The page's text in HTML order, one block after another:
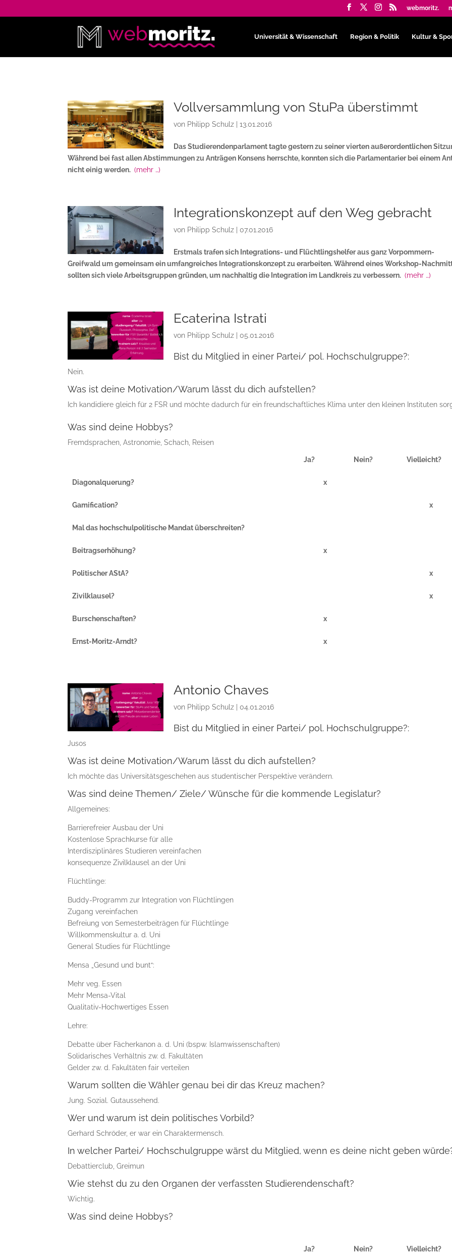
webmoritz.
Universität & Wissenschaft Region & Politik Kultur &
Vollversammlung von StuPa überstimmt
von Philipp Schulz |13.01.2016
Das Studierendenparlament tagte gestern zu seiner vierten außerordentlichen
Während bei fast allen Abstimmungen zu Anträgen Konsens herrschte, konnten sich die Parlamentarier bei einem
nicht einig werden. (mehr …)
Integrationskonzept auf den Weg gebracht
von Philipp Schulz |07.01.2016
Erstmals trafen sich Integrations- und Flüchtlingshelfer aus ganz Vorpommern-
Greifwald um gemeinsam ein umfangreiches Integrationskonzept zu erarbeiten. Während eines Workshop-
sollten sich viele Arbeitsgruppen gründen, um nachhaltig die Integration im Landkreis zu verbessern. (mehr …)
Ecaterina Istrati
von Philipp Schulz |05.01.2016
Bist du Mitglied in einer Partei/ pol. Hochschulgruppe?:
Nein.
Was ist deine Motivation/Warum lässt du dich aufstellen?
Ich kandidiere gleich für 2 FSR und möchte dadurch für ein freundschaftliches Klima unter den kleinen Instituten
Was sind deine Hobbys?
Fremdsprachen, Astronomie, Schach, Reisen
Ja? Nein? Vielleicht?
Diagonalquerung? x
Gamification? x
Mal das hochschulpolitische Mandat überschreiten?
Beitragserhöhung? x
Politischer AStA? x
Zivilklausel? x
Burschenschaften? x
Ernst-Moritz-Arndt? x
Antonio Chaves
von Philipp Schulz |04.01.2016
Bist du Mitglied in einer Partei/ pol. Hochschulgruppe?:
Jusos
Was ist deine Motivation/Warum lässt du dich aufstellen?
Ich möchte das Universitätsgeschehen aus studentischer Perspektive verändern.
Was sind deine Themen/ Ziele/ Wünsche für die kommende Legislatur?
Allgemeines:
Barrierefreier Ausbau der Uni
Kostenlose Sprachkurse für alle
Interdisziplinäres Studieren vereinfachen
konsequenze Zivilklausel an der Uni
Flüchtlinge:
Buddy-Programm zur Integration von Flüchtlingen
Zugang vereinfachen
Befreiung von Semesterbeiträgen für Flüchtlinge
Willkommenskultur a. d. Uni
General Studies für Flüchtlinge
Mensa „Gesund und bunt“:
Mehr veg. Essen
Mehr Mensa-Vital
Qualitativ-Hochwertiges Essen
Lehre:
Debatte über Fächerkanon a. d. Uni (bspw. Islamwissenschaften)
Solidarisches Verhältnis zw. d. Fakultäten
Gelder zw. d. Fakultäten fair verteilen
Warum sollten die Wähler genau bei dir das Kreuz machen?
Jung. Sozial. Gutaussehend.
Wer und warum ist dein politisches Vorbild?
Gerhard Schröder, er war ein Charaktermensch.
In welcher Partei/ Hochschulgruppe wärst du Mitglied, wenn es deine nicht geben
Debattierclub, Greimun
Wie stehst du zu den Organen der verfassten Studierendenschaft?
Wichtig.
Was sind deine Hobbys?
Ja? Nein? Vielleicht?